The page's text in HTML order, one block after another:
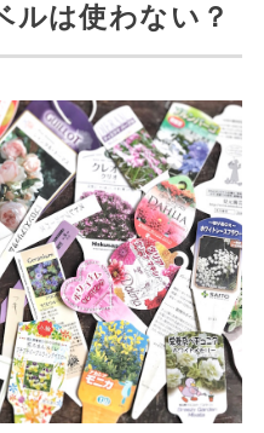
ルは使わない？